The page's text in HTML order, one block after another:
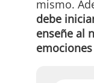
mismo.
debe
enseñe al